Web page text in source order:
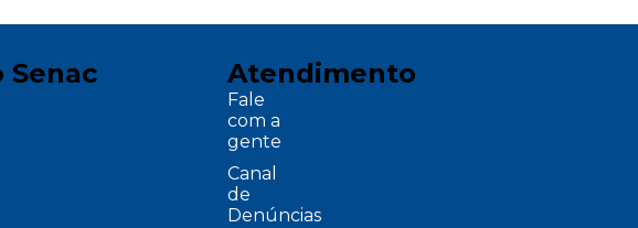
Senac Atendimento
Fale
com a
gente
Canal
de
Denúncias